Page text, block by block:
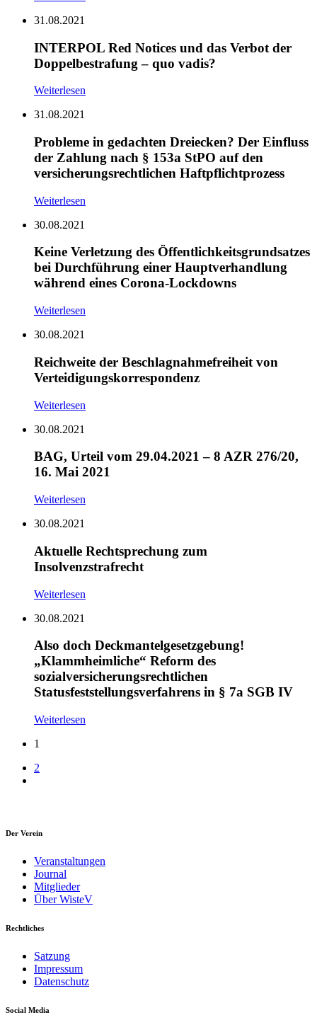
31.08.2021
INTERPOL Red Notices und das Verbot der
Doppelbestrafung – quo vadis?
Weiterlesen
31.08.2021
Probleme in gedachten Dreiecken? Der Einfluss
der Zahlung nach § 153a StPO auf den
versicherungsrechtlichen Haftpflichtprozess
Weiterlesen
30.08.2021
Keine Verletzung des Öffentlichkeitsgrundsatzes
bei Durchführung einer Hauptverhandlung
während eines Corona-Lockdowns
Weiterlesen
30.08.2021
Reichweite der Beschlagnahmefreiheit von
Verteidigungskorrespondenz
Weiterlesen
30.08.2021
BAG, Urteil vom 29.04.2021 – 8 AZR 276/20,
16. Mai 2021
Weiterlesen
30.08.2021
Aktuelle Rechtsprechung zum
Insolvenzstrafrecht
Weiterlesen
30.08.2021
Also doch Deckmantelgesetzgebung!
„Klammheimliche“ Reform des
sozialversicherungsrechtlichen
Statusfeststellungsverfahrens in § 7a SGB IV
Weiterlesen
1
2
Der Verein
Veranstaltungen
Journal
Mitglieder
Über WisteV
Rechtliches
Satzung
Impressum
Datenschutz
Social Media